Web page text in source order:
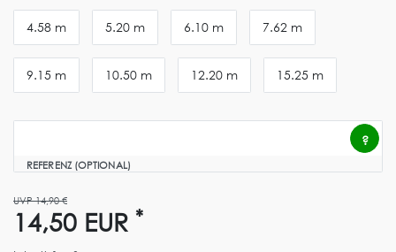
4.58 m 5.20 m 6.10 m 7.62 m
9.15 m 10.50 m 12.20 m 15.25 m
REFERENZ (OPTIONAL)
?
UVP 14,90 €
14,50 EUR *